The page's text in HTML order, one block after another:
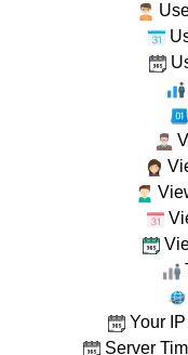
Your
Server